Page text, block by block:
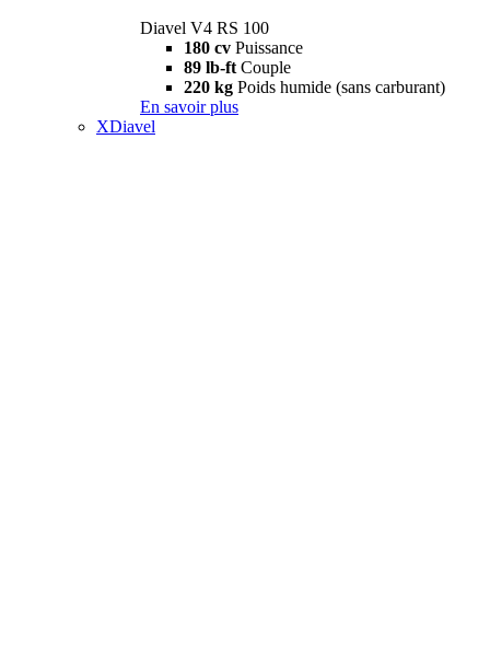
Diavel V4 RS 100
180 cv Puissance
89 lb-ft Couple
220 kg Poids humide (sans carburant)
En savoir plus
XDiavel